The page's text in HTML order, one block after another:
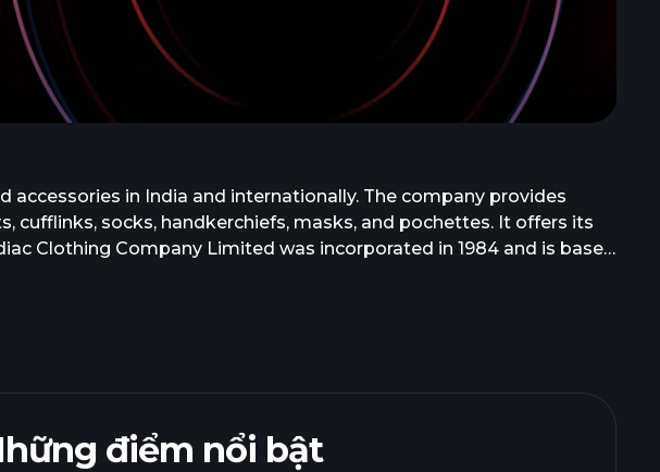
in India and internationally. The company provides
cufflinks, socks, handkerchiefs, masks, and pochettes. It offers its
Clothing Company Limited was incorporated in 1984 and is based
điểm nổi bật